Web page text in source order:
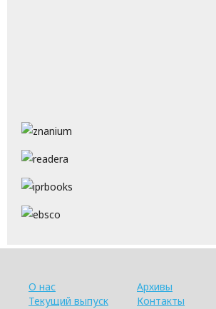
О нас
Текущий выпуск
Архивы
Контакты